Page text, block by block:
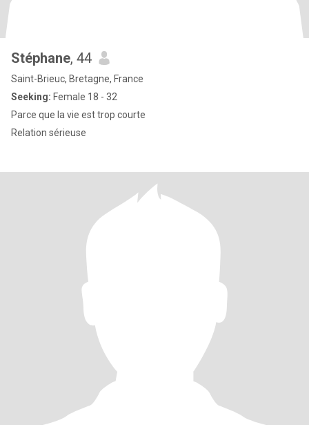
Stéphane, 44
Saint-Brieuc, Bretagne, France
Seeking: Female 18 - 32
Parce que la vie est trop courte
Relation sérieuse